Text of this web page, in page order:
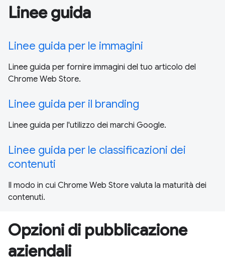
Linee guida
Linee guida per le immagini
Linee guida per fornire immagini del tuo articolo del
Chrome Web Store.
Linee guida per il branding
Linee guida per l'utilizzo dei marchi Google.
Linee guida per le classificazioni dei
contenuti
Il modo in cui Chrome Web Store valuta la maturità dei
contenuti.
Opzioni di pubblicazione
aziendali